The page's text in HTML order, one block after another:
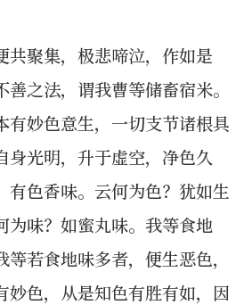
共聚集，极悲啼泣，作如是
之法，谓我曹等储畜宿米。
有妙色意生，一切支节诸根具
身光明，升于虚空，净色久
有色香味。云何为色？犹如生
为味？如蜜丸味。我等食地
若食地味多者，便生恶色，
妙色，从是知色有胜有如，因